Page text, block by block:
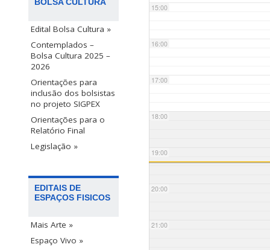
Edital Bolsa Cultura »
Contemplados –
Bolsa Cultura 2025 –
2026
Orientações para
inclusão dos bolsistas
no projeto SIGPEX
Orientações para o
Relatório Final
Legislação »
EDITAIS DE
ESPAÇOS FISICOS
Mais Arte »
Espaço Vivo »
15:00
16:00
17:00
18:00
19:00
20:00
21:00